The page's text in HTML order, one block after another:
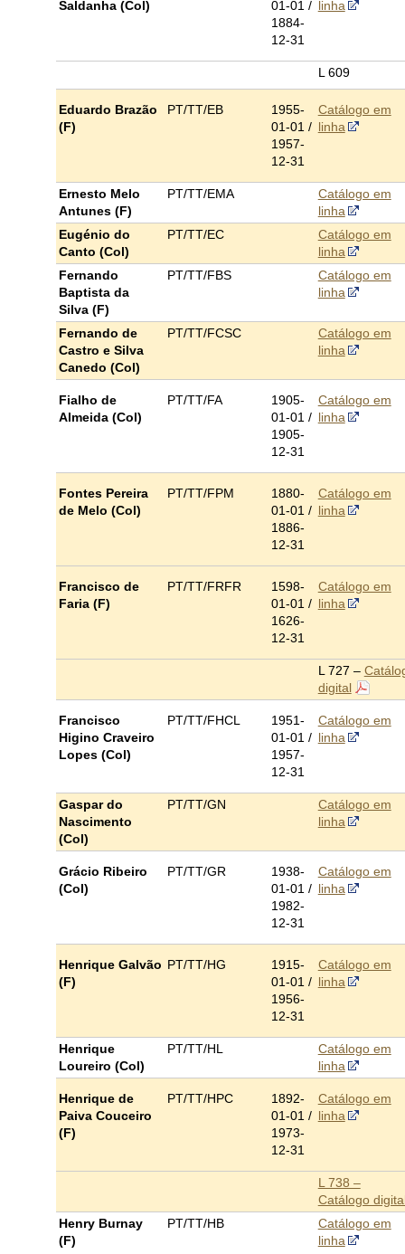
Saldanha (Col)
01-01 /
1884-
12-31
linha
L 609
Eduardo Brazão
(F)
PT/TT/EB
1955-
01-01 /
1957-
12-31
Catálogo em
linha
Ernesto Melo
Antunes (F)
PT/TT/EMA
Catálogo em
linha
Eugénio do
Canto (Col)
PT/TT/EC
Catálogo em
linha
Fernando
Baptista da
Silva (F)
PT/TT/FBS
Catálogo em
linha
Fernando de
Castro e Silva
Canedo (Col)
PT/TT/FCSC
Catálogo em
linha
Fialho de
Almeida (Col)
PT/TT/FA
1905-
01-01 /
1905-
12-31
Catálogo em
linha
Fontes Pereira
de Melo (Col)
PT/TT/FPM
1880-
01-01 /
1886-
12-31
Catálogo em
linha
Francisco de
Faria (F)
PT/TT/FRFR
1598-
01-01 /
1626-
12-31
Catálogo em
linha
L 727 –
digital
Francisco
Higino Craveiro
Lopes (Col)
PT/TT/FHCL
1951-
01-01 /
1957-
12-31
Catálogo em
linha
Gaspar do
Nascimento
(Col)
PT/TT/GN
Catálogo em
linha
Grácio Ribeiro
(Col)
PT/TT/GR
1938-
01-01 /
1982-
12-31
Catálogo em
linha
Henrique Galvão
(F)
PT/TT/HG
1915-
01-01 /
1956-
12-31
Catálogo em
linha
Henrique
Loureiro (Col)
PT/TT/HL
Catálogo em
linha
Henrique de
Paiva Couceiro
(F)
PT/TT/HPC
1892-
01-01 /
1973-
12-31
Catálogo em
linha
L 738 –
Catálogo
Henry Burnay
(F)
PT/TT/HB
Catálogo em
linha